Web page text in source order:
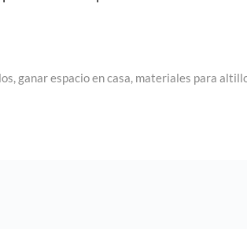
, ganar espacio en casa, materiales para